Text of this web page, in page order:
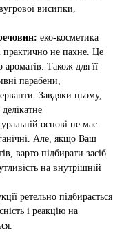
висипки,
еко-косметика
практично не пахне. Це
Також для її
парабени,
Завдяки цьому,
основі не має
Але, якщо Ваш
варто підбирати засіб
на внутрішній
ретельно підбирається
і реакцію на